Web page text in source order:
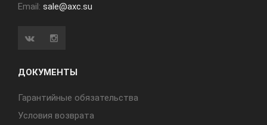
Email: sale@axc.su
ДОКУМЕНТЫ
Гарантийные обязательства
Условия возврата